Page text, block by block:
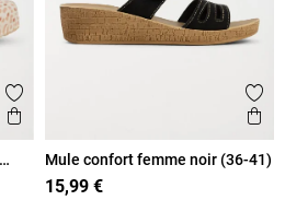
Ajouter aux favoris
Aperçu rapide
Mule confort femme noir (36-41)
15,99 €